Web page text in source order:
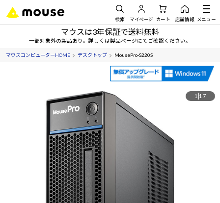
検索 マイページ カート 店舗情報 メニュー
マウスは3年保証で送料無料
一部対象外の製品あり。詳しくは製品ページにてご確認ください。
マウスコンピューターHOME デスクトップ MousePro-S220S
1 17